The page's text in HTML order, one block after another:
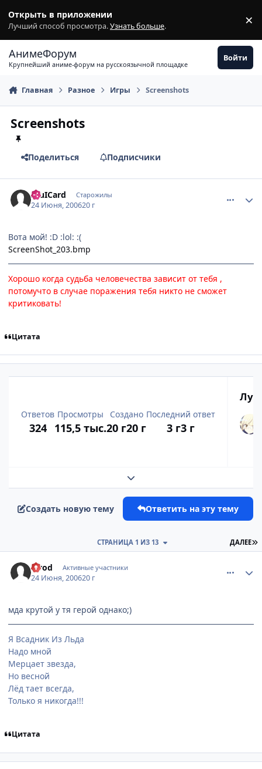
Открыть в приложении
Лучший способ просмотра.Узнать больше. ×
АнимеФорум
Крупнейший аниме-форум на русскоязычной площадке
Войти
Главная Разное Игры Screenshots
Screenshots
Поделиться Подписчики
AluICard Старожилы
24 Июня, 200620 г
Вота мой! :D :lol: :(
ScreenShot_203.bmp
Хорошо когда судьба человечества зависит от тебя ,
потомучто в случае поражения тебя никто не сможет
критиковать!
Цитата
Ответов
324
Просмотры
115,5 тыс.
Создано
20 г20 г
Последний ответ
3 г3 г
Развернуть обзор темы
Создать новую тему Ответить на эту тему
ДАЛЕЕ
СТРАНИЦА 1 ИЗ 13
Ovod Активные участники
24 Июня, 200620 г
мда крутой у тя герой однако;)
Я Всадник Из Льда
Надо мной
Мерцает звезда,
Но весной
Лёд тает всегда,
Только я никогда!!!
Цитата